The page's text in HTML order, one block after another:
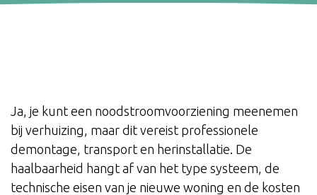
Ja, je kunt een noodstroomvoorziening meenemen
bij verhuizing, maar dit vereist professionele
demontage, transport en herinstallatie. De
haalbaarheid hangt af van het type systeem, de
technische eisen van je nieuwe woning en de kosten